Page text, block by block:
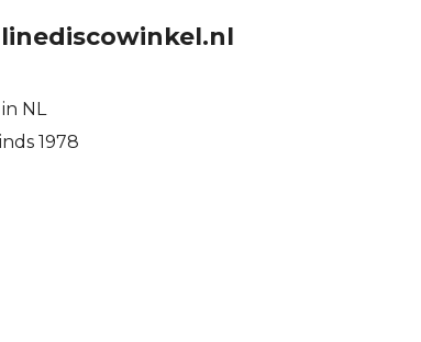
NL
1978